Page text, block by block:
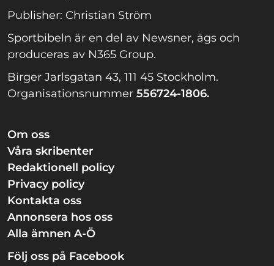
Publisher: Christian Ström
Sportbibeln är en del av Newsner, ägs och
produceras av N365 Group.
Birger Jarlsgatan 43, 111 45 Stockholm.
Organisationsnummer 556724-1806.
Om oss
Våra skribenter
Redaktionell policy
Privacy policy
Kontakta oss
Annonsera hos oss
Alla ämnen A-Ö
Följ oss på Facebook